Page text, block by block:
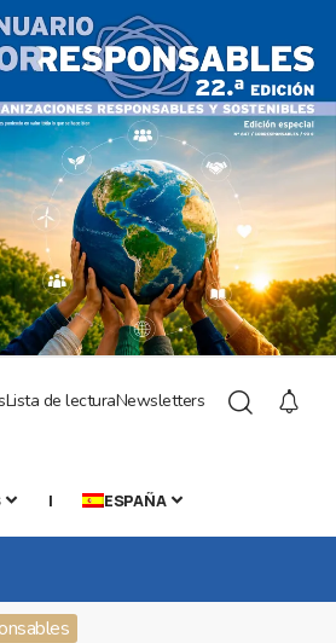
Lista de lecturaNewsletters
| ESPAÑA